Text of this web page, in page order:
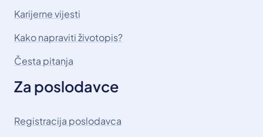
Karijerne vijesti
Kako napraviti životopis?
Česta pitanja
Za poslodavce
Registracija poslodavca